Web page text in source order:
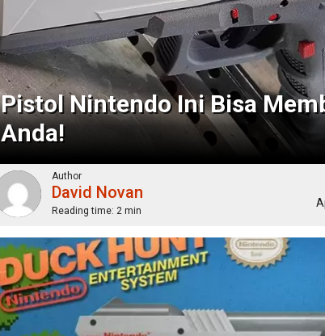
Pistol Nintendo Ini Bisa
Anda!
Author
David Novan
Reading time: 2 min